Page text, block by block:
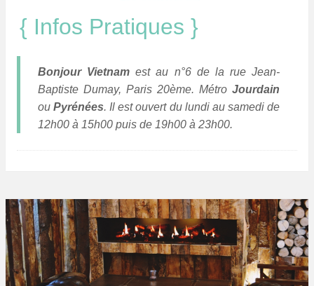
{ Infos Pratiques }
Bonjour Vietnam est au n°6 de la rue Jean-
Baptiste Dumay, Paris 20ème. Métro Jourdain
ouPyrénées. Il est ouvert du lundi au samedi de
12h00 à 15h00 puis de 19h00 à 23h00.